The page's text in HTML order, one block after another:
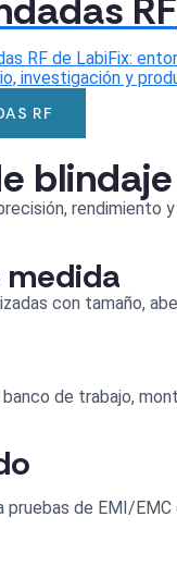
RF
RF de LabiFix:
investigación y
RF
rendimiento
medida
con tamaño,
de trabajo,
de EMI/EMC